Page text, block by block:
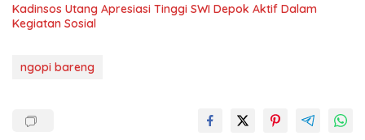
Kadinsos Utang Apresiasi Tinggi SWI Depok Aktif Dalam
Kegiatan Sosial
ngopi bareng